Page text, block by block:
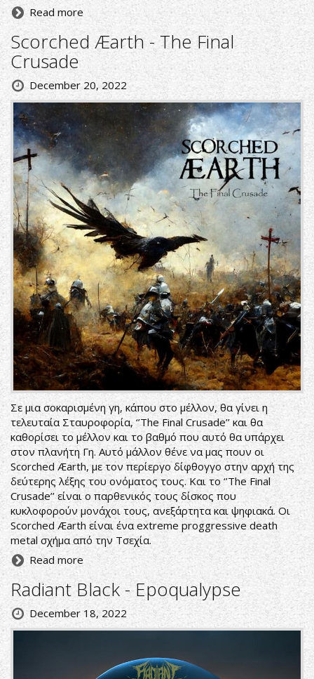
Read more
Scorched Æarth - The Final
Crusade
December 20, 2022
Σε μια σοκαρισμένη γη, κάπου στο μέλλον, θα γίνει η
τελευταία Σταυροφορία, ‘’The Final Crusade’’ και θα
καθορίσει το μέλλον και το βαθμό που αυτό θα υπάρχει
στον πλανήτη Γη. Αυτό μάλλον θένε να μας πουν οι
Scorched Æarth, με τον περίεργο δίφθογγο στην αρχή της
δεύτερης λέξης του ονόματος τους. Και το ‘’The Final
Crusade’’ είναι ο παρθενικός τους δίσκος που
κυκλοφορούν μονάχοι τους, ανεξάρτητα και ψηφιακά. Οι
Scorched Æarth είναι ένα extreme proggressive death
metal σχήμα από την Τσεχία.
Read more
Radiant Black - Epoqualypse
December 18, 2022